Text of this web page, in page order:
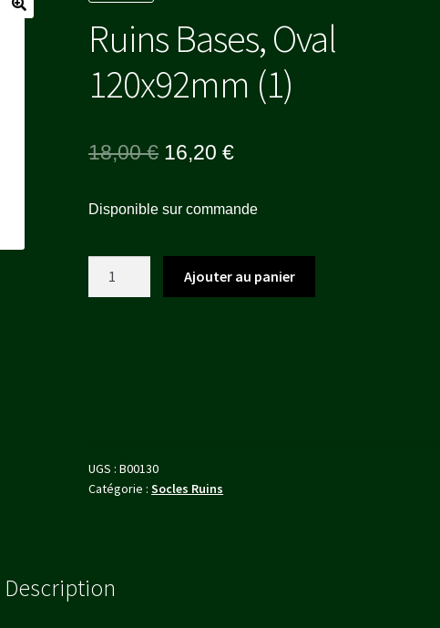
Ruins Bases, Oval
120x92mm (1)
18,00€ Le
initial
était :
18,00 €.
16,20€Le
actuel
est :
16,20 €.
Disponible sur commande
Ajouter au panier
UGS :B00130
Catégorie :Socles Ruins
Description